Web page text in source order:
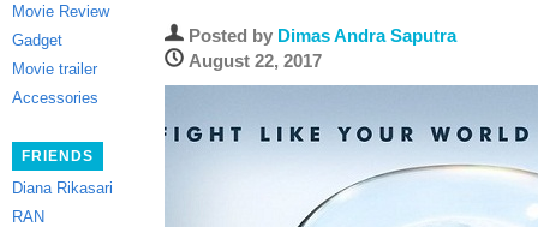
Movie Review
Gadget
Movie trailer
Accessories
FRIENDS
Diana Rikasari
RAN
Posted by Dimas Andra Saputra
August 22, 2017